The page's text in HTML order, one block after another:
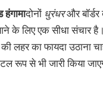
हंगामादोनों धुरंधरऔर
के लिए एक सीधा संचार है।
लहर का फायदा उठाना
रूप से भी जारी किया